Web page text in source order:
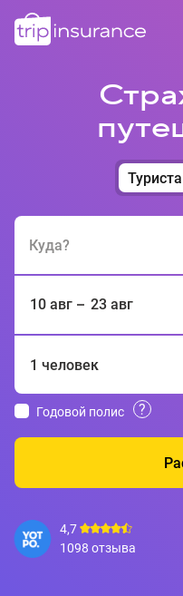
Куда?
10 авг 23 авг
1 человек
Годовой полис ?
4,7
1098 отзыва